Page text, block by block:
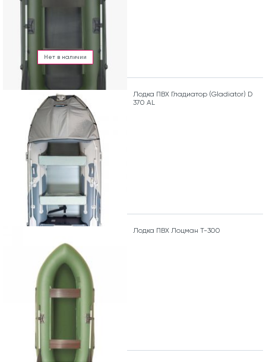
Нет в наличии
Лодка ПВХ Гладиатор (Gladiator) D
370 AL
Лодка ПВХ Лоцман Т-300